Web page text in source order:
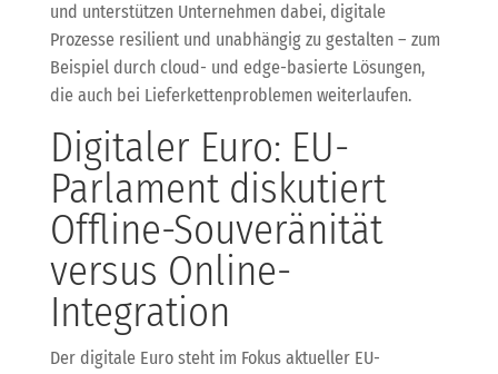
und unterstützen Unternehmen dabei, digitale
Prozesse resilient und unabhängig zu gestalten – zum
Beispiel durch cloud- und edge-basierte Lösungen,
die auch bei Lieferkettenproblemen weiterlaufen.
Digitaler Euro: EU-
Parlament diskutiert
Offline-Souveränität
versus Online-
Integration
Der digitale Euro steht im Fokus aktueller EU-